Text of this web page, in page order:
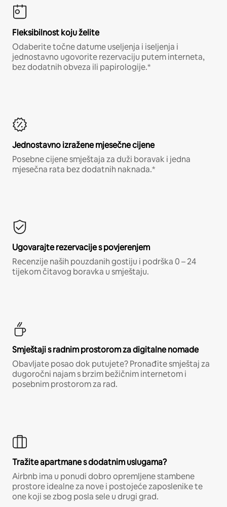
Fleksibilnost koju želite
Odaberite točne datume useljenja i iseljenja i
jednostavno ugovorite rezervaciju putem interneta,
bez dodatnih obveza ili papirologije.*
Jednostavno izražene mjesečne cijene
Posebne cijene smještaja za duži boravak i jedna
mjesečna rata bez dodatnih naknada.*
Ugovarajte rezervacije s povjerenjem
Recenzije naših pouzdanih gostiju i podrška 0 – 24
tijekom čitavog boravka u smještaju.
Smještaji s radnim prostorom za digitalne nomade
Obavljate posao dok putujete? Pronađite smještaj za
dugoročni najam s brzim bežičnim internetom i
posebnim prostorom za rad.
Tražite apartmane s dodatnim uslugama?
Airbnb ima u ponudi dobro opremljene stambene
prostore idealne za nove i postojeće zaposlenike te
one koji se zbog posla sele u drugi grad.